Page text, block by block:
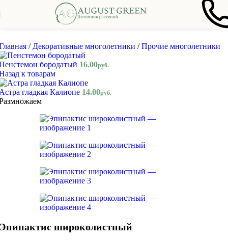
Skip to navigation Skip to main content
/ Декоративные многолетники / Прочие многолетники
бородатый 16.00руб.
к товарам
гладкая Калиопе 14.00руб.
широколистный